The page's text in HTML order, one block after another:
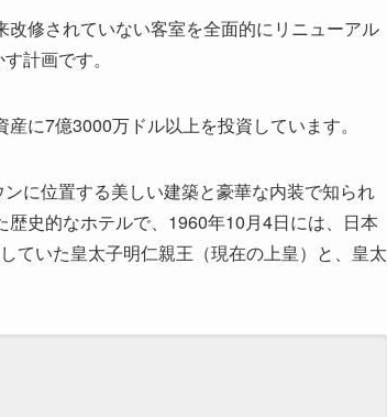
修されていない客室を全面的にリニューアル
計画です。
に7億3000万ドル以上を投資しています。
に位置する美しい建築と豪華な内装で知られ
史的なホテルで、1960年10月4日には、日本
ていた皇太子明仁親王（現在の上皇）と、皇太